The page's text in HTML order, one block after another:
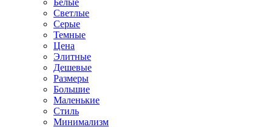
Белые
Светлые
Серые
Темные
Цена
Элитные
Дешевые
Размеры
Большие
Маленькие
Стиль
Минимализм